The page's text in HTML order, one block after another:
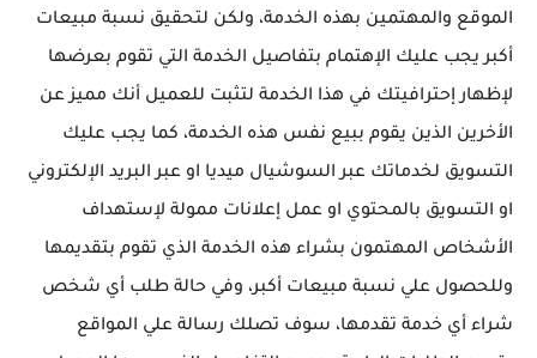
الموقع والمهتمين بهذه الخدمة، ولكن لتحقيق نسبة مبيعات
أكبر يجب عليك الإهتمام بتفاصيل الخدمة التي تقوم بعرضها
لإظهار إحترافيتك في هذا الخدمة لتثبت للعميل أنك مميز عن
الأخرين الذين يقوم ببيع نفس هذه الخدمة، كما يجب عليك
التسويق لخدماتك عبر السوشيال ميديا او عبر البريد الإلكتروني
او التسويق بالمحتوي او عمل إعلانات ممولة لإستهداف
الأشخاص المهتمون بشراء هذه الخدمة الذي تقوم بتقديمها
وللحصول علي نسبة مبيعات أكبر، وفي حالة طلب أي شخص
شراء أي خدمة تقدمها، سوف تصلك رسالة علي المواقع